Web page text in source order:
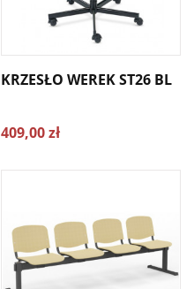
KRZESŁO WEREK ST26 BL
409,00 zł